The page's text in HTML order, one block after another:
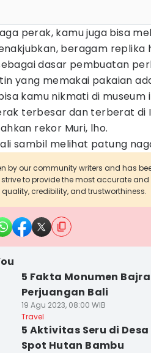
perak, kamu juga bisa
beragam replika
dasar pembuatan
yang memakai pakaian
kamu nikmati di museum
terbesar dan terberat di
rekor Muri, lho.
sambil melihat patung
by our community writers and has
to provide the most accurate
credibility, and trustworthiness.
5 Fakta Monumen
Perjuangan Bali
19 Agu 2023, 08:00 WIB
Travel
5 Aktivitas Seru di
Spot Hutan Bambu